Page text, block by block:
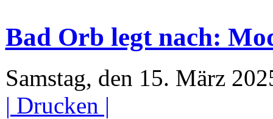
Bad Orb legt nach:
Samstag, den 15. März
| Drucken |